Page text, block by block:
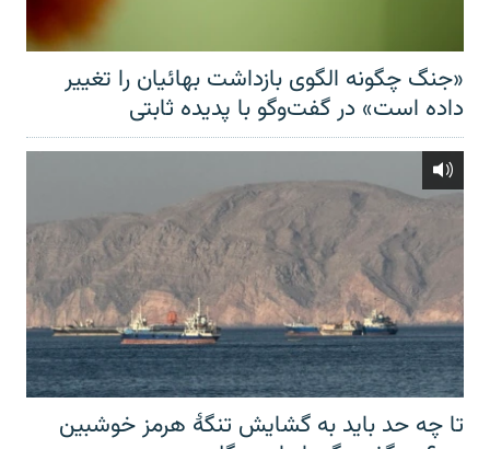
«جنگ چگونه الگوی بازداشت بهائیان را تغییر
داده است» در گفت‌وگو با پدیده ثابتی
تا چه حد باید به گشایش تنگهٔ هرمز خوشبین